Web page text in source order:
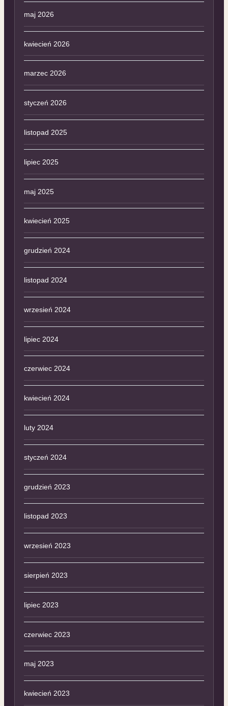
maj 2026
kwiecień 2026
marzec 2026
styczeń 2026
listopad 2025
lipiec 2025
maj 2025
kwiecień 2025
grudzień 2024
listopad 2024
wrzesień 2024
lipiec 2024
czerwiec 2024
kwiecień 2024
luty 2024
styczeń 2024
grudzień 2023
listopad 2023
wrzesień 2023
sierpień 2023
lipiec 2023
czerwiec 2023
maj 2023
kwiecień 2023